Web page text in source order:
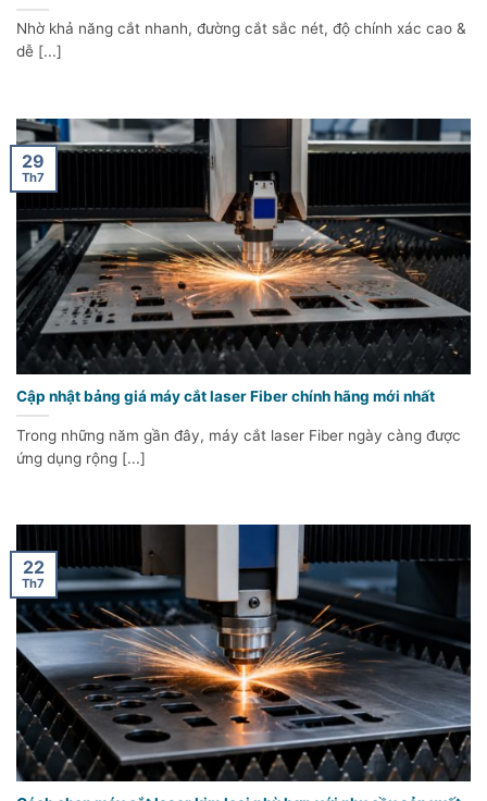
Nhờ khả năng cắt nhanh, đường cắt sắc nét, độ chính xác cao &
dễ [...]
Cập nhật bảng giá máy cắt laser Fiber chính hãng mới nhất
Trong những năm gần đây, máy cắt laser Fiber ngày càng được
ứng dụng rộng [...]
29
Th7
22
Th7